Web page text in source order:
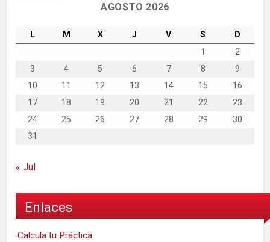
AGOSTO 2026
L M X J V S
D
1
2
3
4 5 6 7 8
9
10
11 12 13 14 15
16
17
18 19 20 21 22
23
24
25 26 27 28 29
30
31
« Jul
Enlaces
Calcula tu Práctica